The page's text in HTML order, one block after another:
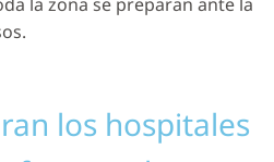
los hospitales